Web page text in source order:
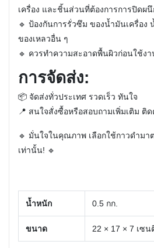
เครื่อง และชิ้นส่วนที่ต้องการการปิดผ
🔹 ป้องกันการรั่วซึม ของน้ำมันเครื่อง
ของเหลวอื่น ๆ
🔹 ควรทำความสะอาดพื้นผิวก่อนใช้งา
การจัดส่ง:
📦 จัดส่งทั่วประเทศ รวดเร็ว ทันใจ
📍 สนใจสั่งซื้อหรือสอบถามเพิ่มเติม ติด
🔹 มั่นใจในคุณภาพ เลือกใช้กาวดำมา
เท่านั้น! 🔹
น้ำหนัก 0.5 กก.
ขนาด 22 × 17 × 7 เซน